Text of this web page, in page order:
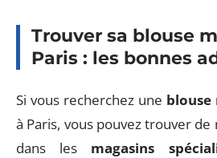
Trouver sa blouse
Paris : les bonnes
Si vous recherchez une blouse
à Paris, vous pouvez trouver
dans les magasins